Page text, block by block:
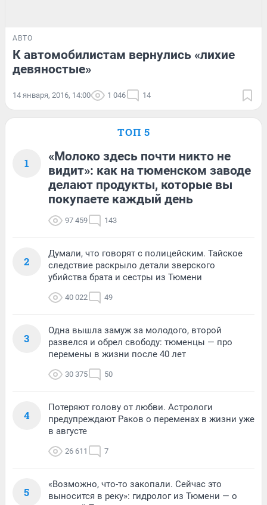
АВТО
К автомобилистам вернулись «лихие
девяностые»
14 января, 2016, 14:00 1 046 14
ТОП 5
1
«Молоко здесь почти никто не
видит»: как на тюменском заводе
делают продукты, которые вы
покупаете каждый день
97 459 143
2
Думали, что говорят с полицейским. Тайское
следствие раскрыло детали зверского
убийства брата и сестры из Тюмени
40 022 49
3
Одна вышла замуж за молодого, второй
развелся и обрел свободу: тюменцы — про
перемены в жизни после 40 лет
30 375 50
4
Потеряют голову от любви. Астрологи
предупреждают Раков о переменах в жизни уже
в августе
26 611 7
5
«Возможно, что-то закопали. Сейчас это
выносится в реку»: гидролог из Тюмени — о